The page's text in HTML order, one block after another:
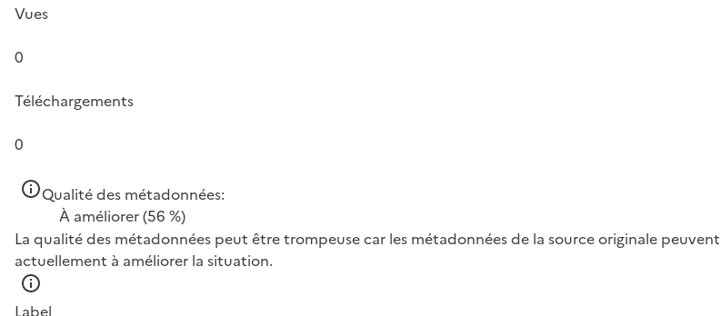
Vues
0
Téléchargements
0
Qualité des métadonnées:
À améliorer(56 %)
La qualité des métadonnées peut être trompeuse car les métadonnées de la source originale
actuellement à améliorer la situation.
Label